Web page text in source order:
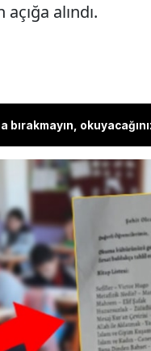
alındı.
bırakmayın,
Pendik
Ortaokulu'nda
Listesi' üzerine
listenin ardından Okul